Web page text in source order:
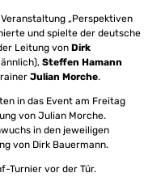
„Perspektiven
und spielte der deutsche
Leitung von Dirk
Steffen Hamann
Julian Morche.
in das Event am Freitag
von Julian Morche.
in den jeweiligen
von Dirk Bauermann.
Turnier vor der Tür.